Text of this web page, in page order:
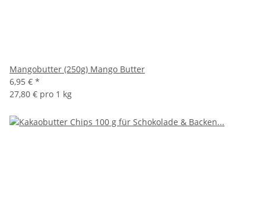
Mangobutter (250g) Mango Butter
6,95 € *
27,80 € pro 1 kg